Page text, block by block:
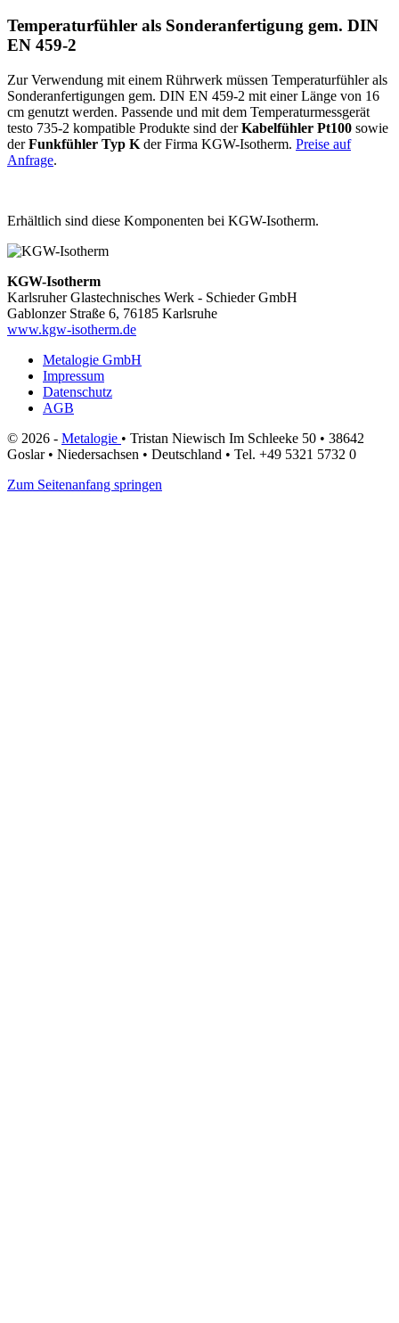
Temperaturfühler als Sonderanfertigung gem. DIN
EN 459-2
Zur Verwendung mit einem Rührwerk müssen Temperaturfühler als
Sonderanfertigungen gem. DIN EN 459-2 mit einer Länge von 16
cm genutzt werden. Passende und mit dem Temperaturmessgerät
testo 735-2 kompatible Produkte sind derKabelfühler Pt100 sowie
derFunkfühler Typ K der Firma KGW-Isotherm. Preise auf
Anfrage.
Erhältlich sind diese Komponenten bei KGW-Isotherm.
KGW-Isotherm
Karlsruher Glastechnisches Werk - Schieder GmbH
Gablonzer Straße 6, 76185 Karlsruhe
www.kgw-isotherm.de
Metalogie GmbH
Impressum
Datenschutz
AGB
© 2026 - Metalogie • Tristan Niewisch Im Schleeke 50 • 38642
Goslar • Niedersachsen • Deutschland • Tel. +49 5321 5732 0
Zum Seitenanfang springen